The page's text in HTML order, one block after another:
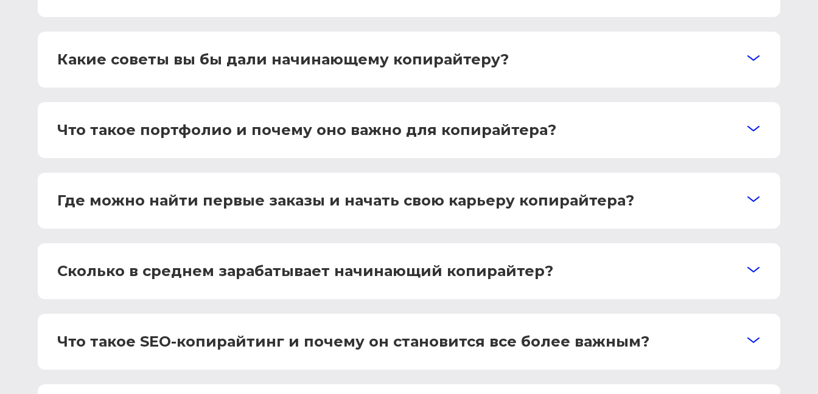
Какие советы вы бы дали начинающему копирайтеру?
Что такое портфолио и почему оно важно для копирайтера?
Где можно найти первые заказы и начать свою карьеру копирайтера?
Сколько в среднем зарабатывает начинающий копирайтер?
Что такое SEO-копирайтинг и почему он становится все более важным?